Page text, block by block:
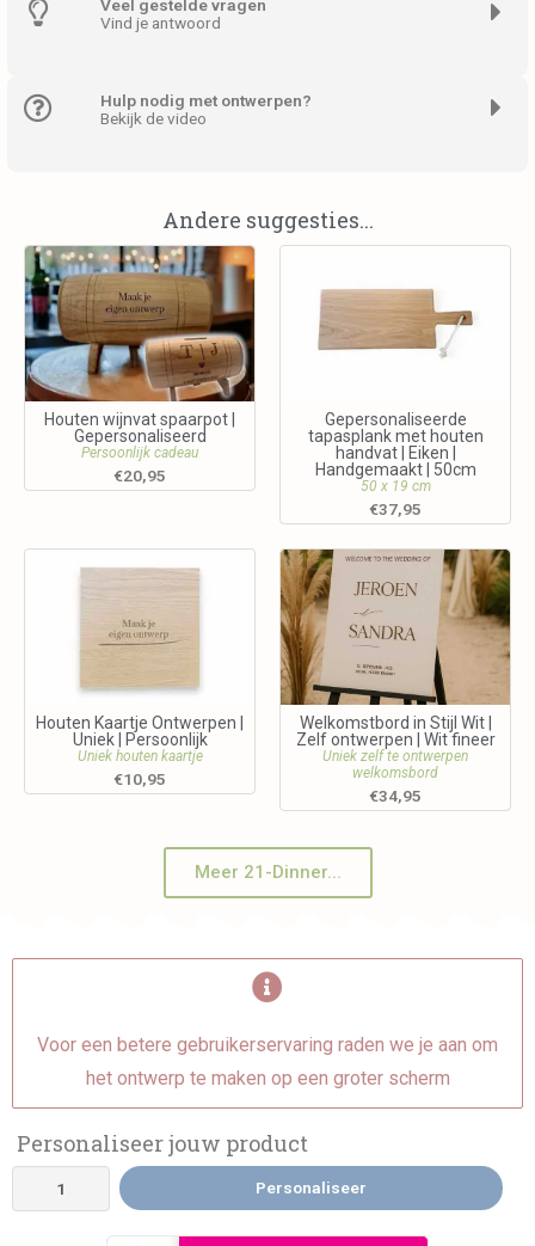
Veel gestelde vragen
Vind je antwoord
Hulp nodig met ontwerpen?
Bekijk de video
Andere suggesties...
Houten wijnvat spaarpot |
Gepersonaliseerd
Persoonlijk cadeau
€20,95
Gepersonaliseerde
tapasplank met houten
handvat | Eiken |
Handgemaakt | 50cm
50 x 19 cm
€37,95
Houten Kaartje Ontwerpen |
Uniek | Persoonlijk
Uniek houten kaartje
€10,95
Welkomstbord in Stijl Wit |
Zelf ontwerpen | Wit fineer
Uniek zelf te ontwerpen
welkomsbord
€34,95
Meer 21-Dinner...
Voor een betere gebruikerservaring raden we je aan om
het ontwerp te maken op een groter scherm
Personaliseer jouw product
Personaliseer